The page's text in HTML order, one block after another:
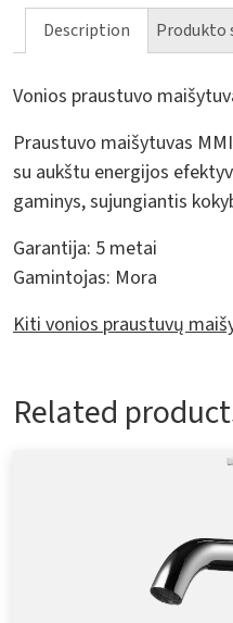
Description Produkto
Vonios praustuvo
Praustuvo maišytuvas
su aukštu energijos
gaminys, sujungiantis
Garantija: 5 metai
Gamintojas: Mora
Kiti vonios praustuvų
Related